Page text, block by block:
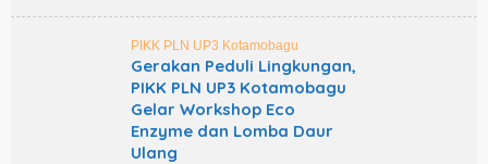
PIKK PLN UP3 Kotamobagu
Gerakan Peduli Lingkungan,
PIKK PLN UP3 Kotamobagu
Gelar Workshop Eco
Enzyme dan Lomba Daur
Ulang